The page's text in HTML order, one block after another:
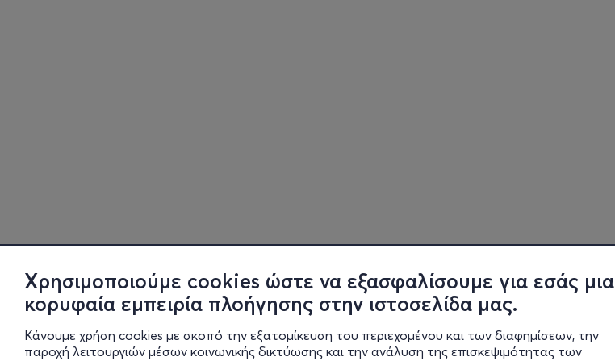
Χρησιμοποιούμε cookies ώστε να εξασφαλίσουμε για εσάς μια
κορυφαία εμπειρία πλοήγησης στην ιστοσελίδα μας.
Κάνουμε χρήση cookies με σκοπό την εξατομίκευση του περιεχομένου και των διαφημίσεων, την
παροχή λειτουργιών μέσων κοινωνικής δικτύωσης και την ανάλυση της επισκεψιμότητας των